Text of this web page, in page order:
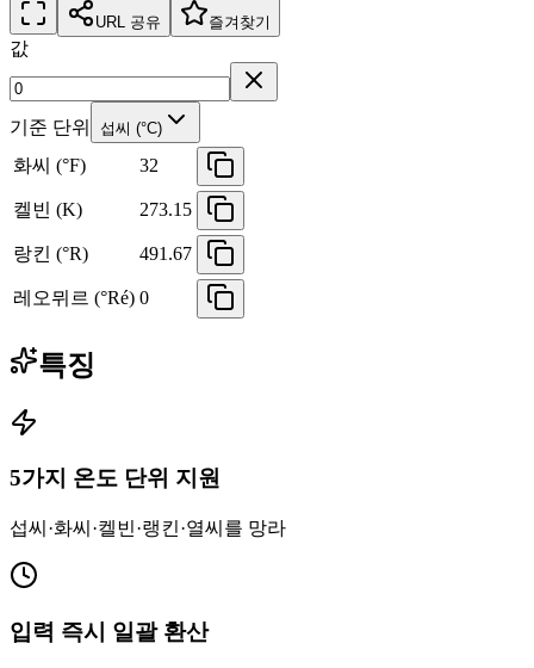
URL 공유 즐겨찾기
값
기준 단위 섭씨 (°C)
화씨 (°F) 32
켈빈 (K) 273.15
랑킨 (°R) 491.67
레오뮈르 (°Ré) 0
특징
5가지 온도 단위 지원
섭씨·화씨·켈빈·랭킨·열씨를 망라
입력 즉시 일괄 환산